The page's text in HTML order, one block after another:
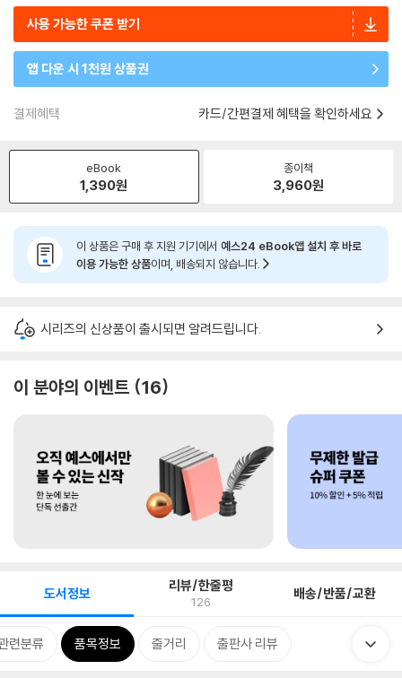
사용 가능한 쿠폰 받기
앱 다운 시 1천원 상품권
결제혜택 카드/간편결제 혜택을 확인하세요
eBook
1,390원
종이책
3,960원
이 상품은 구매 후 지원 기기에서 예스24 eBook앱 설치 후 바로
이용 가능한 상품이며, 배송되지 않습니다.
시리즈의 신상품이 출시되면 알려드립니다.
이 분야의 이벤트 16
도서정보 리뷰/한줄평
126 배송/반품/교환
련분류 품목정보 줄거리 출판사 리뷰